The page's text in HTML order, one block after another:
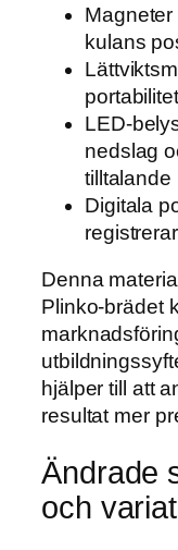
kulans
portabilitet
LED-
nedslag
tilltalande
Digitala
Denna
Plinko-brädet
hjälper till att
resultat mer
Ändrade
och